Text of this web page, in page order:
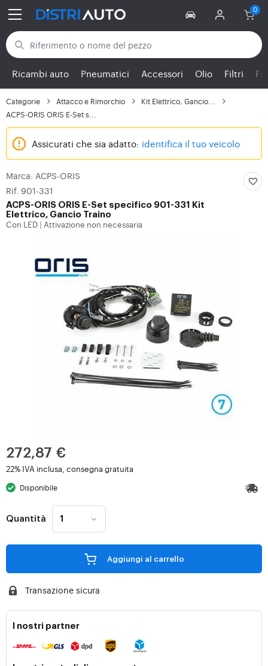
Torna alle categorie
Ricambi auto Pneumatici Accessori Olio Filtri
Categorie Attacco e Rimorchio
Kit Elettrico, Gancio...
ACPS-ORIS ORIS E-Set s...
Assicurati che sia adatto: identifica il tuo veicolo
Marca: ACPS-ORIS
Rif. 901-331
ACPS-ORIS ORIS E-Set specifico 901-331 Kit
Elettrico, Gancio Traino
Con LED Attivazione non necessaria
272,87 €
22% IVA inclusa, consegna gratuita
Disponibile
Quantità
Aggiungi al carrello
Transazione sicura
I nostri partner